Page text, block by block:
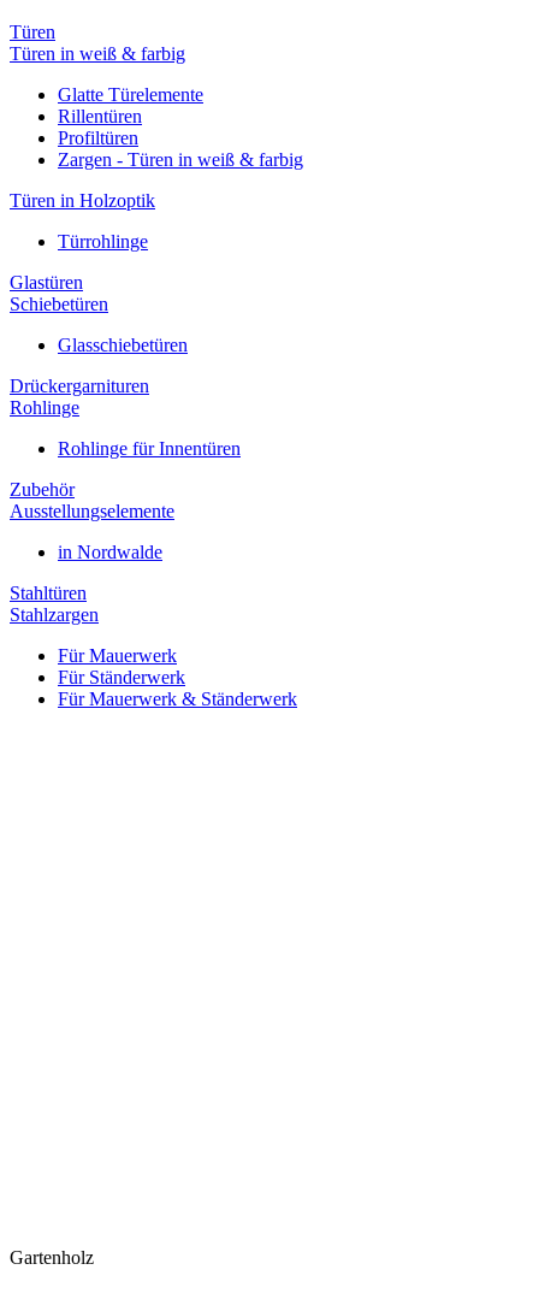
Türen
Türen in weiß & farbig
Glatte Türelemente
Rillentüren
Profiltüren
Zargen - Türen in weiß & farbig
Türen in Holzoptik
Türrohlinge
Glastüren
Schiebetüren
Glasschiebetüren
Drückergarnituren
Rohlinge
Rohlinge für Innentüren
Zubehör
Ausstellungselemente
in Nordwalde
Stahltüren
Stahlzargen
Für Mauerwerk
Für Ständerwerk
Für Mauerwerk & Ständerwerk
Gartenholz